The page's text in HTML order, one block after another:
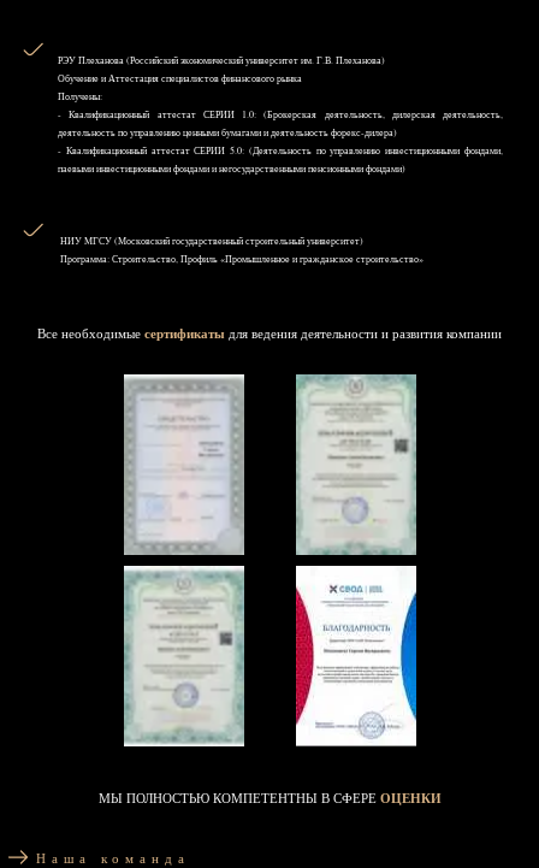
РЭУ Плеханова (Российский экономический университет им. Г.В. Плеханова)
Обучение и Аттестация специалистов финансового рынка
Получены:
- Квалификационный аттестат СЕРИИ 1.0: (Брокерская деятельность, дилерская деятельность,
деятельность по управлению ценными бумагами и деятельность форекс-дилера)
- Квалификационный аттестат СЕРИИ 5.0: (Деятельность по управлению инвестиционными фондами,
паевыми инвестиционными фондами и негосударственными пенсионными фондами)
НИУ MГСУ (Московский государственный строительный университет)
Программа: Строительство, Профиль «Промышленное и гражданское строительство»
Все необходимые сертификаты для ведения деятельности и развития компании
МЫ ПОЛНОСТЬЮ КОМПЕТЕНТНЫ В СФЕРЕ ОЦЕНКИ
Наша команда